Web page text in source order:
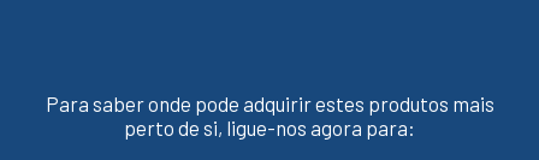
Para saber onde pode adquirir estes produtos mais
perto de si, ligue-nos agora para: